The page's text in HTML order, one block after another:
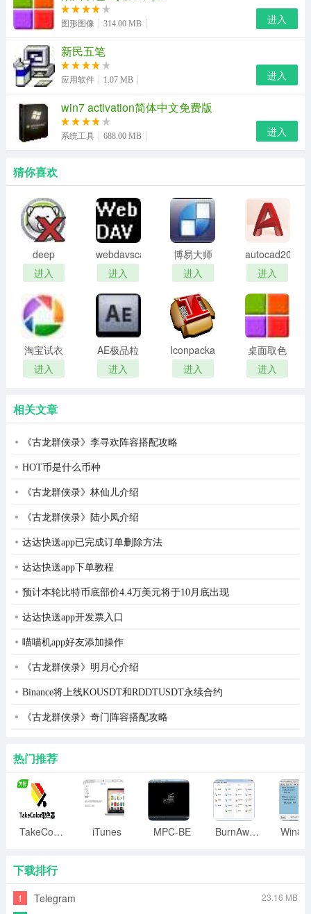
不透明度，如果选择为100，即不进行混合。
粗糙：控制人物的杂色颗粒。是否需要按个人口味选择。
图形图像 314.00 MB 进入
新民五笔
应用软件 1.07 MB 进入
win7 activation简体中文免费版
系统工具 688.00 MB 进入
猜你喜欢
deep
freeze
password
remover(冰
点还原密
码清除器)
进入
webdavscan
客户端
(web漏洞
扫描软件)
进入
博易大师
资管版
进入
autocad2002
迷你版
进入
淘宝试衣
服软件
进入
AE极品粒
子插件
(Trapcode
进入
Iconpackager
中文补丁
进入
桌面取色
工具
colorpix
进入
相关文章
《古龙群侠录》李寻欢阵容搭配攻略
HOT币是什么币种
《古龙群侠录》林仙儿介绍
《古龙群侠录》陆小凤介绍
达达快送app已完成订单删除方法
达达快送app下单教程
预计本轮比特币底部价4.4万美元将于10月底出现
达达快送app开发票入口
喵喵机app好友添加操作
《古龙群侠录》明月心介绍
Binance将上线KOUSDT和RDDTUSDT永续合约
《古龙群侠录》奇门阵容搭配攻略
热门推荐
TakeColor取色器 iTunes MPC-BE BurnAware
下载排行
1 Telegram 23.16 MB